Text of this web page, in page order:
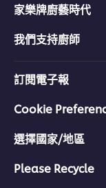
家樂牌廚藝時代
我們支持廚師
訂閱電子報
Cookie
選擇國家/地區
Please Recycle